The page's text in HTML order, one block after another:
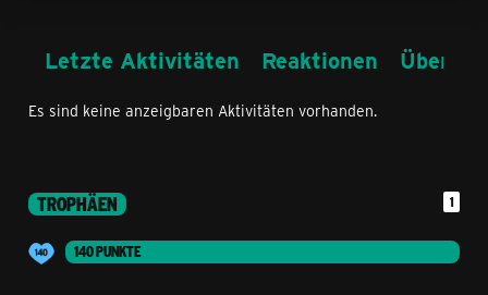
Letzte Aktivitäten Reaktionen Über
Es sind keine anzeigbaren Aktivitäten vorhanden.
TROPHÄEN 1
140 PUNKTE